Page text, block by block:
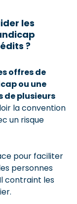
les
?
offres de
ou une
de plusieurs
la convention
un risque
pour faciliter
personnes
contraint les